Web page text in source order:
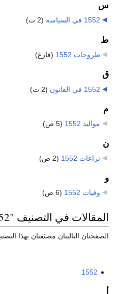
س
1552 في السياسة (2 ت)
ط
طروحات 1552 (فارغ)
ق
1552 في القانون (2 ت)
م
مواليد 1552 (5 ص)
ن
نزاعات 1552 (2 ص)
و
وفيات 1552 (6 ص)
المقالات في التصنيف "1552"
الصفحتان التاليتان مصنّفتان بهذا
1552